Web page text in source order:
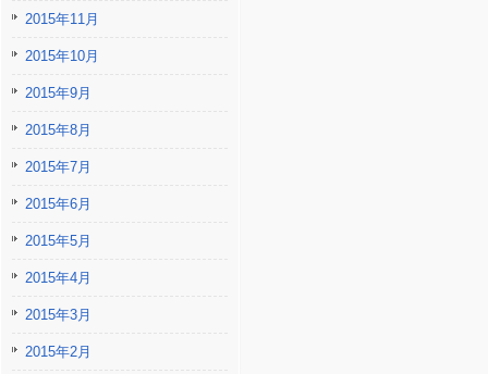
2015年11月
2015年10月
2015年9月
2015年8月
2015年7月
2015年6月
2015年5月
2015年4月
2015年3月
2015年2月